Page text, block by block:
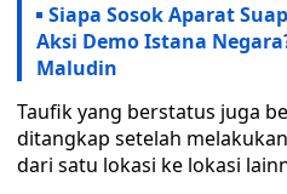
Siapa Sosok Aparat
Aksi Demo Istana
Maludin
Taufik yang berstatus juga
ditangkap setelah
dari satu lokasi ke lokasi